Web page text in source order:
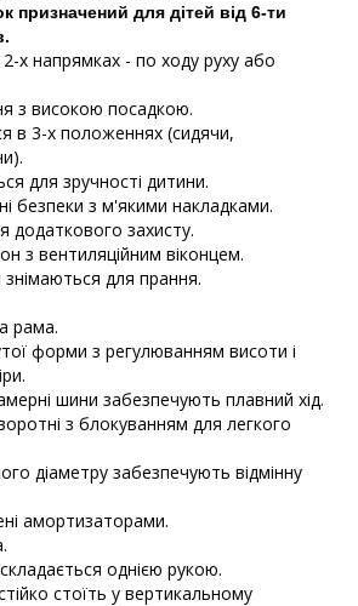
призначений для дітей від 6-ти
х напрямках - по ходу руху або
з високою посадкою.
в 3-х положеннях (сидячи,
для зручності дитини.
безпеки з м'якими накладками.
додаткового захисту.
з вентиляційним віконцем.
для прання.
рама.
форми з регулюванням висоти і
шини забезпечують плавний хід.
з блокуванням для легкого
діаметру забезпечують відмінну
амортизаторами.
однією рукою.
стоїть у вертикальному